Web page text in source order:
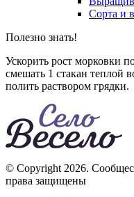
Сорта и
Полезно знать!
Ускорить рост морковки
смешать 1 стакан теплой
полить раствором грядки.
© Copyright 2026.
права защищены